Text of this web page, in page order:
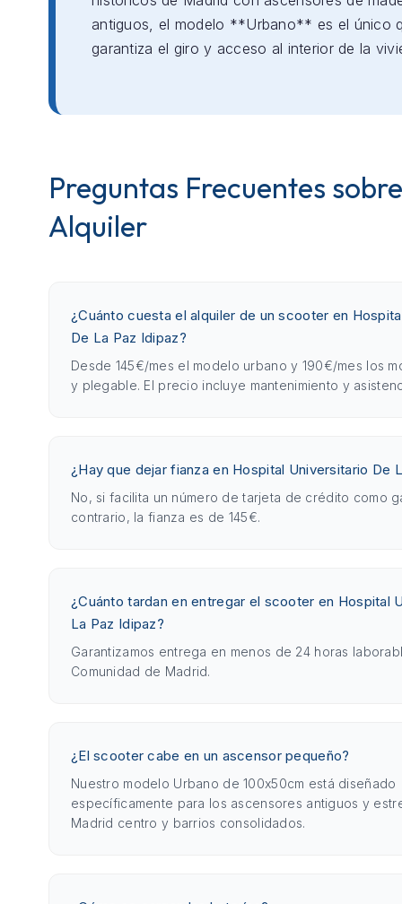
antiguos, el modelo **Urbano** es el único
garantiza el giro y acceso al interior de la
Preguntas Frecuentes
Alquiler
¿Cuánto cuesta el alquiler de un scooter en
De La Paz Idipaz?
Desde 145€/mes el modelo urbano y 190€/mes los
y plegable. El precio incluye mantenimiento y
¿Hay que dejar fianza en Hospital Universitario De
No, si facilita un número de tarjeta de crédito como
contrario, la fianza es de 145€.
¿Cuánto tardan en entregar el scooter en Hospital
La Paz Idipaz?
Garantizamos entrega en menos de 24 horas
Comunidad de Madrid.
¿El scooter cabe en un ascensor pequeño?
Nuestro modelo Urbano de 100x50cm está diseñado
específicamente para los ascensores antiguos y
Madrid centro y barrios consolidados.